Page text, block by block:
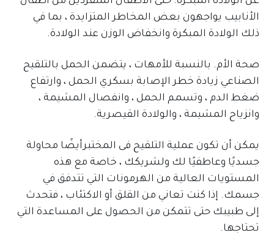
الأنابيب يواجهون بعض المخاطر المتزايدة ، بما في
ذلك الولادة المبكرة وانخفاض الوزن عند الولادة.
صحة الأم. بالنسبة للأمهات ، يتضمن الحمل بالتلقيح
الصناعي زيادة خطر الإصابة بسكري الحمل ، وارتفاع
ضغط الدم ، وتسمم الحمل ، وانفصال المشيمة ،
وانزياح المشيمة ، والولادة القيصرية.
يمكن أن تكون عملية التلقيح فى المختبرأيضًا محاولة
جسديًا وعاطفيًا لك ولشريكك ، خاصة مع هذه
المستويات العالية من الهرمونات التي تتدفق في
جسمك. إذا كنت تعاني من القلق أو الاكتئاب ، فتحدث
إلى طبيبك حتى تتمكن من الحصول على المساعدة التي
تحتاجها.